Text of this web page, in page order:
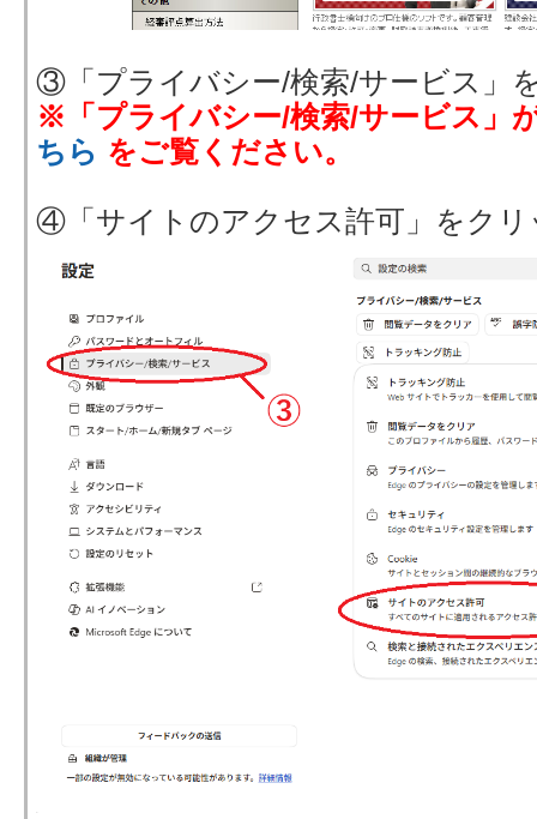
③「プライバシー/検索/サービス」
※「プライバシー/検索/サービス」
ちら をご覧ください。
④「サイトのアクセス許可」をクリ